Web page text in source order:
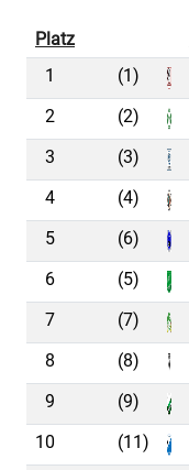
Platz
1
(1)
2
(2)
3
(3)
4
(4)
5
(6)
6
(5)
7
(7)
8
(8)
9
(9)
10
(11)